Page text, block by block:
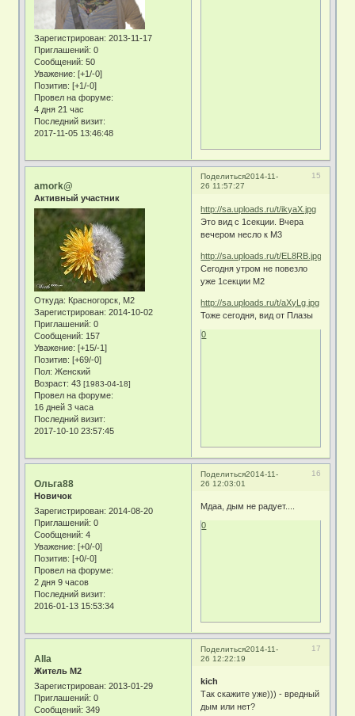
Зарегистрирован: 2013-11-17
Приглашений: 0
Сообщений: 50
Уважение: [+1/-0]
Позитив: [+1/-0]
Провел на форуме:
4 дня 21 час
Последний визит:
2017-11-05 13:46:48
Поделиться 15
2014-11-
26 11:57:27
amork@
Активный участник
Откуда: Красногорск, М2
Зарегистрирован: 2014-10-02
Приглашений: 0
Сообщений: 157
Уважение: [+15/-1]
Позитив: [+69/-0]
Пол: Женский
Возраст: 43[1983-04-18]
Провел на форуме:
16 дней 3 часа
Последний визит:
2017-10-10 23:57:45
http://sa.uploads.ru/t/ikyaX.jpg
Это вид с 1секции. Вчера
вечером несло к М3
http://sa.uploads.ru/t/EL8RB.jpg
Сегодня утром не повезло
уже 1секции М2
http://sa.uploads.ru/t/aXyLg.jpg
Тоже сегодня, вид от Плазы
0
Поделиться 16
2014-11-
26 12:03:01
Ольга88
Новичок
Зарегистрирован: 2014-08-20
Приглашений: 0
Сообщений: 4
Уважение: [+0/-0]
Позитив: [+0/-0]
Провел на форуме:
2 дня 9 часов
Последний визит:
2016-01-13 15:53:34
Мдаа, дым не радует....
0
Поделиться 17
2014-11-
26 12:22:19
Alla
Житель М2
Зарегистрирован: 2013-01-29
Приглашений: 0
Сообщений: 349
kich
Так скажите уже))) - вредный
дым или нет?